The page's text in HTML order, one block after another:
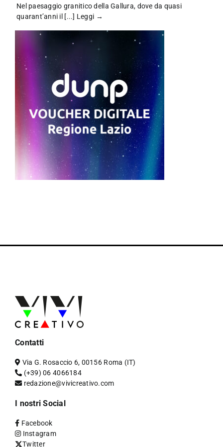
Nel paesaggio granitico della Gallura, dove da quasi
quarant’anni il [...] Leggi →
Contatti
Via G. Rosaccio 6, 00156 Roma (IT)
(+39) 06 4066184
redazione@vivicreativo.com
I nostri Social
Facebook
Instagram
Twitter